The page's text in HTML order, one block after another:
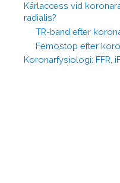
Kärlaccess vid
radialis?
TR-band efter
Femostop efter
Koronarfysiologi: FFR,